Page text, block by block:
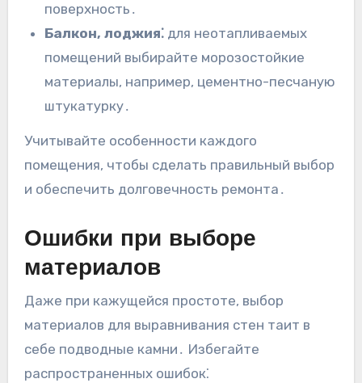
поверхность․
Балкон, лоджия⁚ для неотапливаемых
помещений выбирайте морозостойкие
материалы, например, цементно-песчаную
штукатурку․
Учитывайте особенности каждого
помещения, чтобы сделать правильный выбор
и обеспечить долговечность ремонта․
Ошибки при выборе
материалов
Даже при кажущейся простоте, выбор
материалов для выравнивания стен таит в
себе подводные камни․ Избегайте
распространенных ошибок⁚